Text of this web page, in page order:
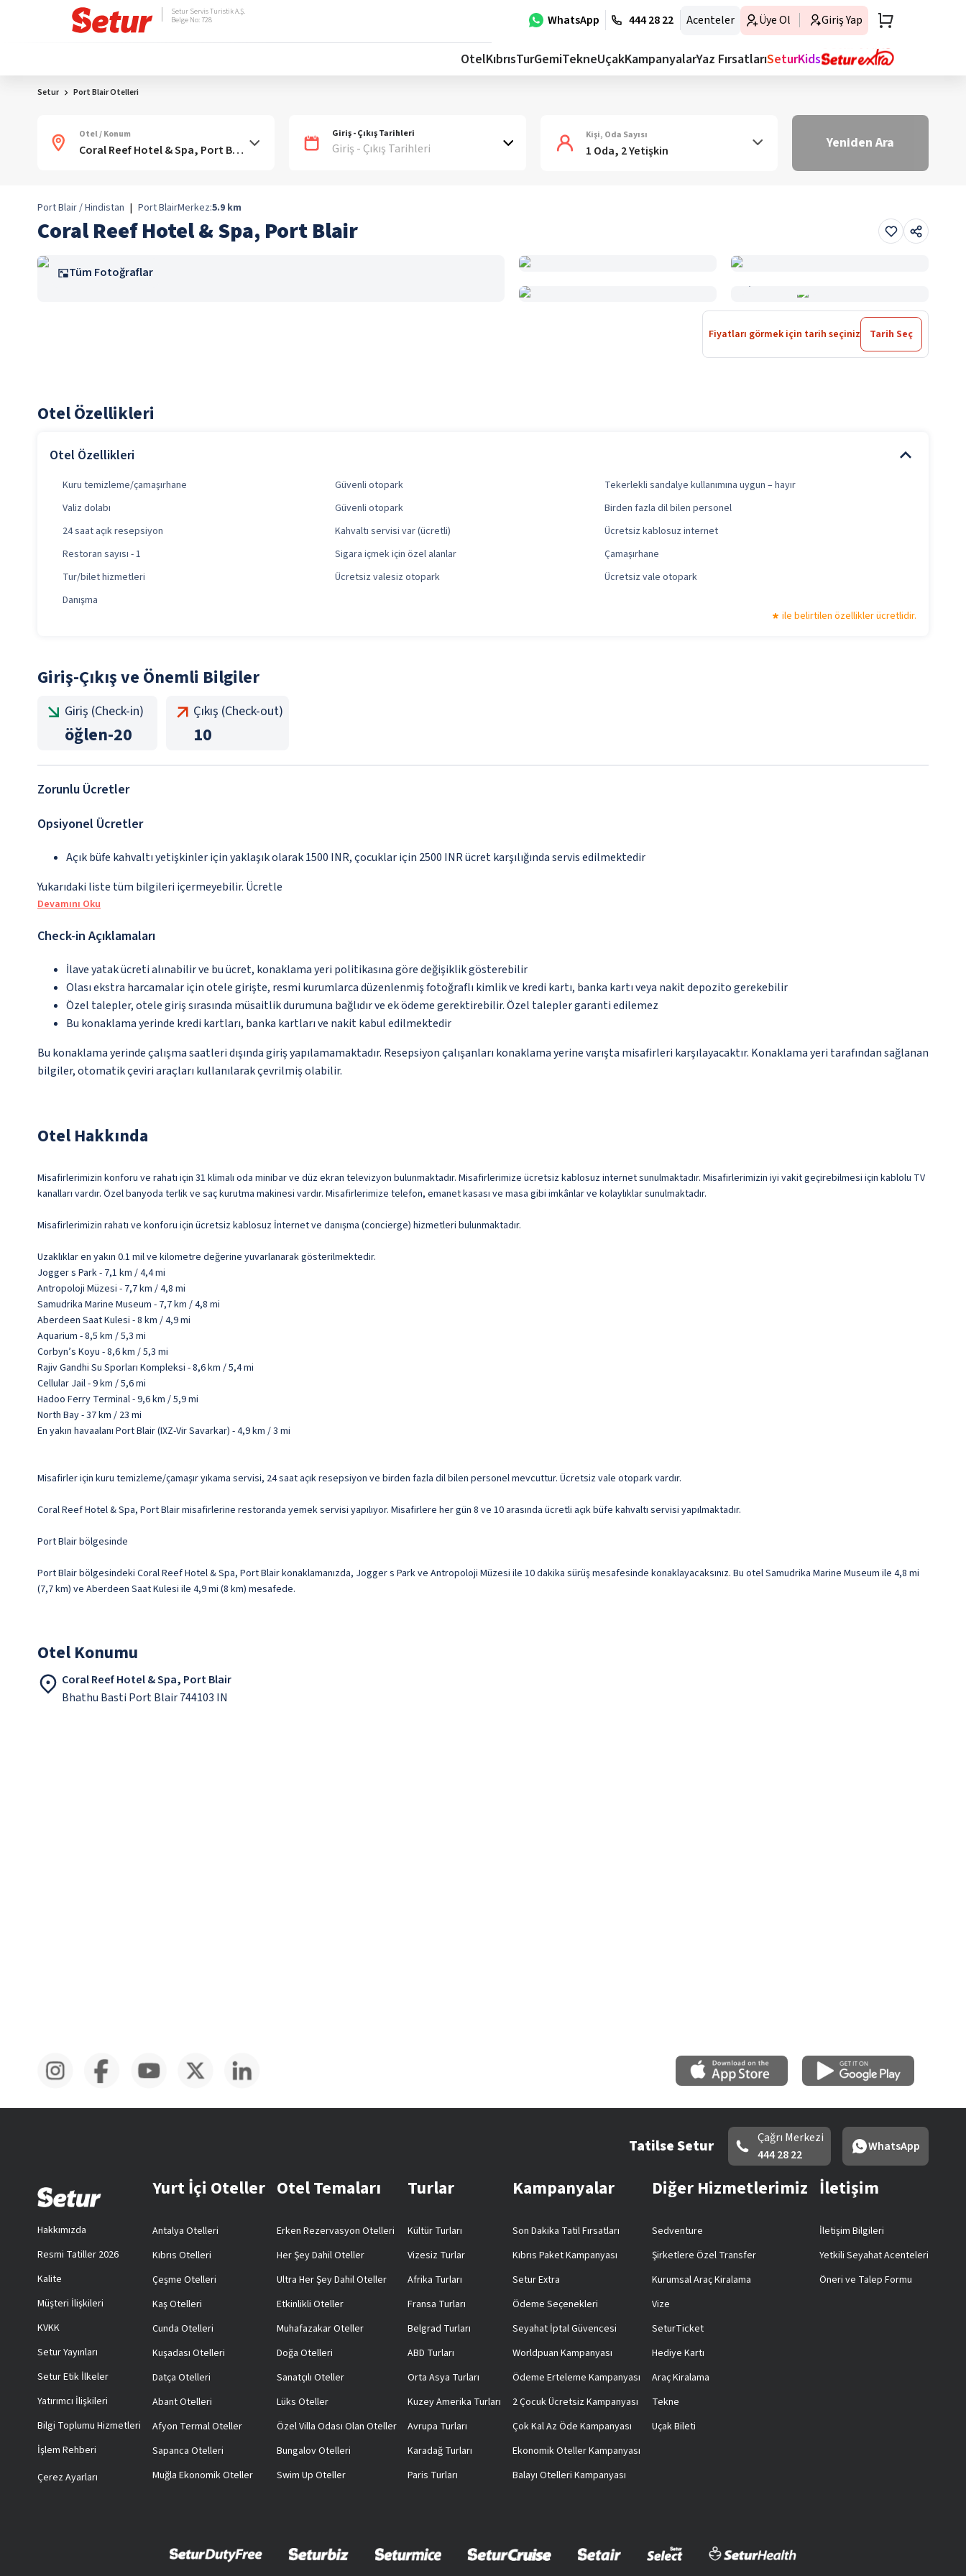
WhatsApp 444 28 22 Acenteler Üye Ol Giriş Yap
Setur Servis Turistik A.Ş.
Belge No: 728
OtelKıbrısTurGemiTekneUçakKampanyalarYaz FırsatlarıSeturKids
Setur Port Blair Otelleri
Otel / Konum Giriş - Çıkış Tarihleri
Giriş - Çıkış Tarihleri
Kişi, Oda Sayısı
1 Oda, 2 Yetişkin Yeniden Ara
Port Blair / Hindistan | Port BlairMerkez:5.9 km
Coral Reef Hotel & Spa, Port Blair
Tüm Fotoğraflar
Fiyatları görmek için tarih seçiniz Tarih Seç
Otel Özellikleri
Otel Özellikleri
Kuru temizleme/çamaşırhane Güvenli otopark
Tekerlekli sandalye kullanımına uygun – hayır
Valiz dolabı
Güvenli otopark
Birden fazla dil bilen personel
24 saat açık resepsiyon
Kahvaltı servisi var (ücretli)
Ücretsiz kablosuz internet
Restoran sayısı - 1
Sigara içmek için özel alanlar
Çamaşırhane
Tur/bilet hizmetleri
Ücretsiz valesiz otopark
Ücretsiz vale otopark
Danışma
ile belirtilen özellikler ücretlidir.
Giriş-Çıkış ve Önemli Bilgiler
Giriş (Check-in)
öğlen-20
Çıkış (Check-out)
10
Zorunlu Ücretler
Opsiyonel Ücretler
Açık büfe kahvaltı yetişkinler için yaklaşık olarak 1500 INR, çocuklar için 2500 INR ücret karşılığında servis edilmektedir
Yukarıdaki liste tüm bilgileri içermeyebilir. Ücretle
Devamını Oku
Check-in Açıklamaları
İlave yatak ücreti alınabilir ve bu ücret, konaklama yeri politikasına göre değişiklik gösterebilir
Olası ekstra harcamalar için otele girişte, resmi kurumlarca düzenlenmiş fotoğraflı kimlik ve kredi kartı, banka kartı veya nakit depozito gerekebilir
Özel talepler, otele giriş sırasında müsaitlik durumuna bağlıdır ve ek ödeme gerektirebilir. Özel talepler garanti edilemez
Bu konaklama yerinde kredi kartları, banka kartları ve nakit kabul edilmektedir
Bu konaklama yerinde çalışma saatleri dışında giriş yapılamamaktadır. Resepsiyon çalışanları konaklama yerine varışta misafirleri karşılayacaktır. Konaklama yeri tarafından sağlanan
bilgiler, otomatik çeviri araçları kullanılarak çevrilmiş olabilir.
Otel Hakkında
Misafirlerimizin konforu ve rahatı için 31 klimalı oda minibar ve düz ekran televizyon bulunmaktadır. Misafirlerimize ücretsiz kablosuz internet sunulmaktadır. Misafirlerimizin iyi vakit geçirebilmesi için kablolu TV
kanalları vardır. Özel banyoda terlik ve saç kurutma makinesi vardır. Misafirlerimize telefon, emanet kasası ve masa gibi imkânlar ve kolaylıklar sunulmaktadır.
Misafirlerimizin rahatı ve konforu için ücretsiz kablosuz İnternet ve danışma (concierge) hizmetleri bulunmaktadır.
Uzaklıklar en yakın 0.1 mil ve kilometre değerine yuvarlanarak gösterilmektedir.
Jogger s Park - 7,1 km / 4,4 mi
Antropoloji Müzesi - 7,7 km / 4,8 mi
Samudrika Marine Museum - 7,7 km / 4,8 mi
Aberdeen Saat Kulesi - 8 km / 4,9 mi
Aquarium - 8,5 km / 5,3 mi
Corbyn’s Koyu - 8,6 km / 5,3 mi
Rajiv Gandhi Su Sporları Kompleksi - 8,6 km / 5,4 mi
Cellular Jail - 9 km / 5,6 mi
Hadoo Ferry Terminal - 9,6 km / 5,9 mi
North Bay - 37 km / 23 mi
En yakın havaalanı Port Blair (IXZ-Vir Savarkar) - 4,9 km / 3 mi
Misafirler için kuru temizleme/çamaşır yıkama servisi, 24 saat açık resepsiyon ve birden fazla dil bilen personel mevcuttur. Ücretsiz vale otopark vardır.
Coral Reef Hotel & Spa, Port Blair misafirlerine restoranda yemek servisi yapılıyor. Misafirlere her gün 8 ve 10 arasında ücretli açık büfe kahvaltı servisi yapılmaktadır.
Port Blair bölgesinde
Port Blair bölgesindeki Coral Reef Hotel & Spa, Port Blair konaklamanızda, Jogger s Park ve Antropoloji Müzesi ile 10 dakika sürüş mesafesinde konaklayacaksınız. Bu otel Samudrika Marine Museum ile 4,8 mi
(7,7 km) ve Aberdeen Saat Kulesi ile 4,9 mi (8 km) mesafede.
Otel Konumu
Coral Reef Hotel & Spa, Port Blair
Bhathu Basti Port Blair 744103 IN
Tatilse Setur
Çağrı Merkezi
444 28 22
WhatsApp
Hakkımızda
Resmi Tatiller 2026
Kalite
Müşteri İlişkileri
KVKK
Setur Yayınları
Setur Etik İlkeler
Yatırımcı İlişkileri
Bilgi Toplumu Hizmetleri
İşlem Rehberi
Çerez Ayarları
Yurt İçi Oteller
Antalya Otelleri
Kıbrıs Otelleri
Çeşme Otelleri
Kaş Otelleri
Cunda Otelleri
Kuşadası Otelleri
Datça Otelleri
Abant Otelleri
Afyon Termal Oteller
Sapanca Otelleri
Muğla Ekonomik Oteller
Otel Temaları
Erken Rezervasyon Otelleri
Her Şey Dahil Oteller
Ultra Her Şey Dahil Oteller
Etkinlikli Oteller
Muhafazakar Oteller
Doğa Otelleri
Sanatçılı Oteller
Lüks Oteller
Özel Villa Odası Olan Oteller
Bungalov Otelleri
Swim Up Oteller
Turlar
Kültür Turları
Vizesiz Turlar
Afrika Turları
Fransa Turları
Belgrad Turları
ABD Turları
Orta Asya Turları
Kuzey Amerika Turları
Avrupa Turları
Karadağ Turları
Paris Turları
Kampanyalar
Son Dakika Tatil Fırsatları
Kıbrıs Paket Kampanyası
Setur Extra
Ödeme Seçenekleri
Seyahat İptal Güvencesi
Worldpuan Kampanyası
Ödeme Erteleme Kampanyası
2 Çocuk Ücretsiz Kampanyası
Çok Kal Az Öde Kampanyası
Ekonomik Oteller Kampanyası
Balayı Otelleri Kampanyası
Diğer Hizmetlerimiz
Sedventure
Şirketlere Özel Transfer
Kurumsal Araç Kiralama
Vize
SeturTicket
Hediye Kartı
Araç Kiralama
Tekne
Uçak Bileti
İletişim
İletişim Bilgileri
Yetkili Seyahat Acenteleri
Öneri ve Talep Formu